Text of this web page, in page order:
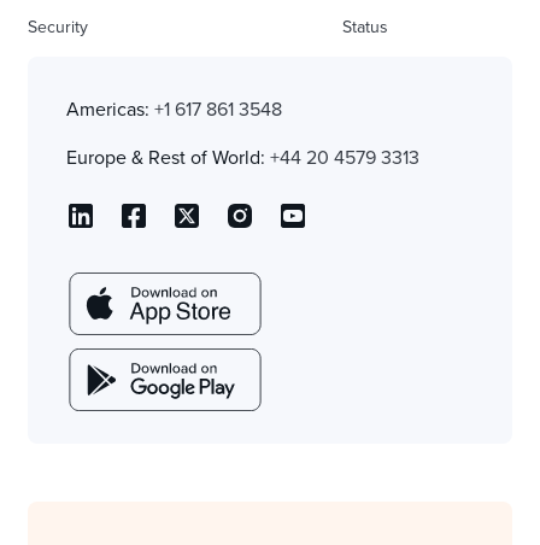
Security Status
Americas: +1 617 861 3548
Europe & Rest of World: +44 20 4579 3313